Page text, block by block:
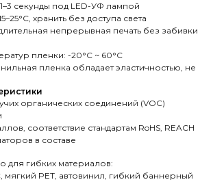
секунды под LED-УФ лампой
хранить без доступа света
непрерывная печать без забивки
пленки: -20°C ~ 60°C
пленка обладает эластичностью, не
органических соединений (VOC)
соответствие стандартам RoHS, REACH
в составе
для гибких материалов:
мягкий PET, автовинил, гибкий баннерный